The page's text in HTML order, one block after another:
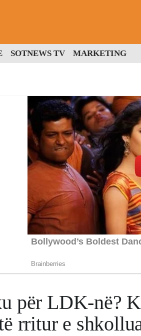
SOTNEWS TV MARKETING
për LDK-në?
rritur e